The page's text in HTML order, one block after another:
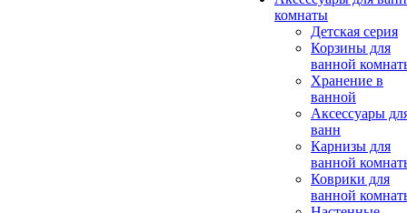
комнаты
Детская серия
Корзины для
ванной
Хранение в
ванной
Аксессуары
ванн
Карнизы для
ванной
Коврики для
ванной